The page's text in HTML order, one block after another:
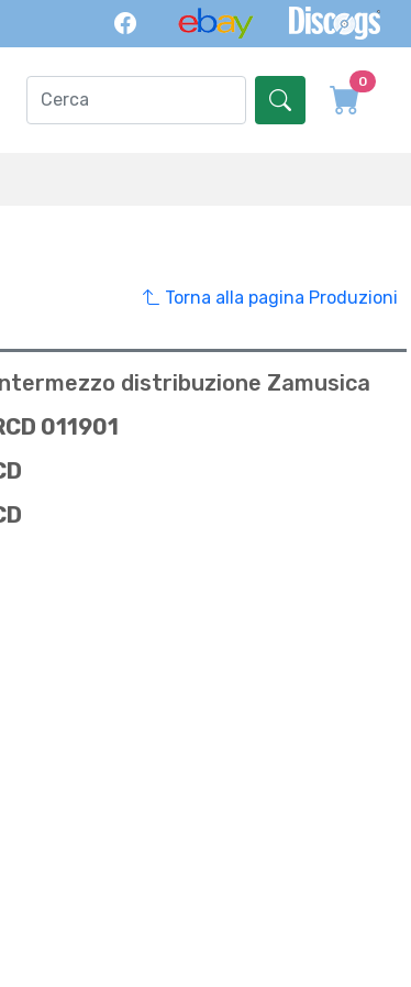
0
Torna alla pagina Produzioni
distribuzione Zamusica
011901